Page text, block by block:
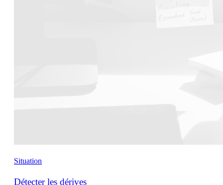
Situation
Détecter les dérives